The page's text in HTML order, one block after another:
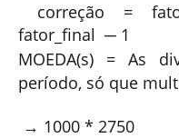
correção =
fator_ final ─ 1
MOEDA(s) = As
período, só que
→ 1000 * 2750